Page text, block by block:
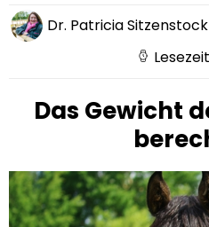
Dr. Patricia Sitzenstock
Das Gewicht